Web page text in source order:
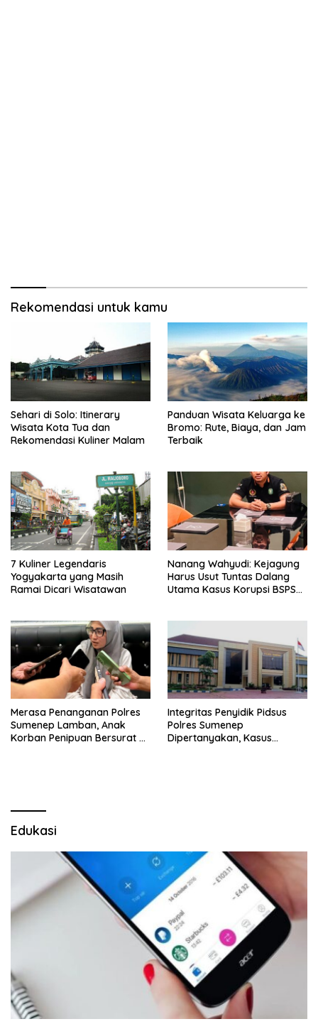
Rekomendasi untuk kamu
Sehari di Solo: Itinerary
Wisata Kota Tua dan
Rekomendasi Kuliner Malam
Panduan Wisata Keluarga ke
Bromo: Rute, Biaya, dan Jam
Terbaik
7 Kuliner Legendaris
Yogyakarta yang Masih
Ramai Dicari Wisatawan
Nanang Wahyudi: Kejagung
Harus Usut Tuntas Dalang
Utama Kasus Korupsi BSPS
Merasa Penanganan Polres
Sumenep Lamban, Anak
Korban Penipuan Bersurat ke
Integritas Penyidik Pidsus
Polres Sumenep
Dipertanyakan, Kasus
Edukasi